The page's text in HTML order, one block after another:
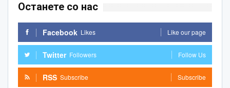
Останете со нас
Facebook Likes Like our page
Twitter Followers Follow Us
RSS Subscribe Subscribe